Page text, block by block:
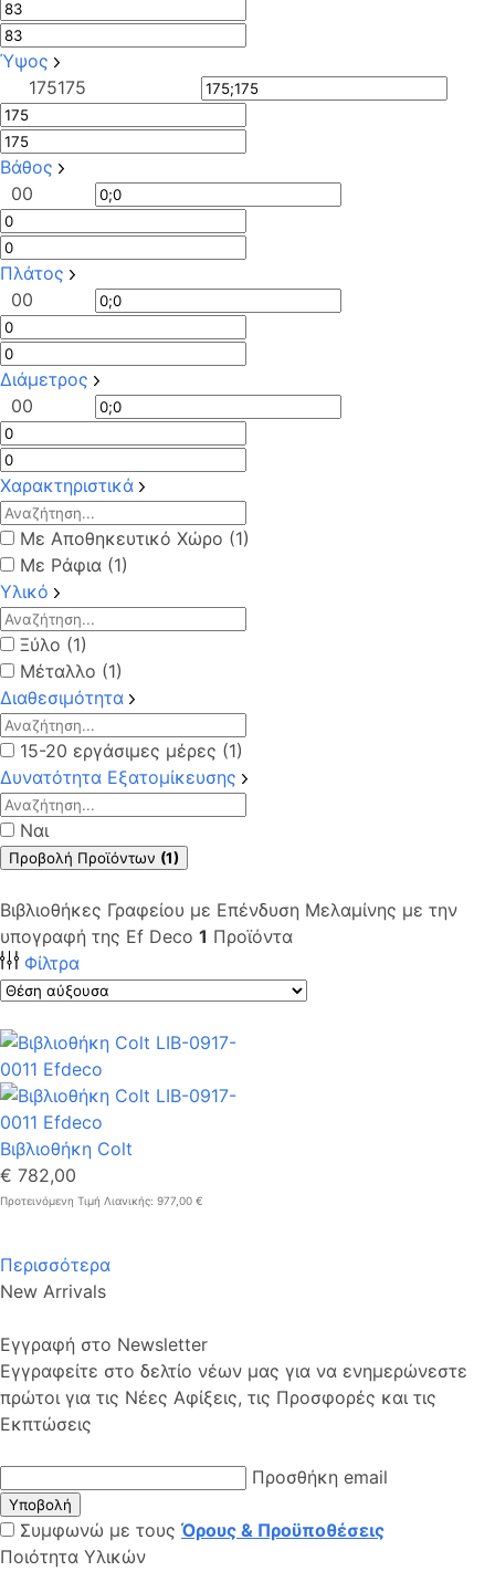
Ύψος
175175
Βάθος
00
Πλάτος
00
Διάμετρος
00
Χαρακτηριστικά
Με Αποθηκευτικό Χώρο (1)
Με Ράφια (1)
Υλικό
Ξύλο (1)
Μέταλλο (1)
Διαθεσιμότητα
15-20 εργάσιμες μέρες (1)
Δυνατότητα Εξατομίκευσης
Ναι
Προβολή Προϊόντων (1)
Βιβλιοθήκες Γραφείου με Επένδυση Μελαμίνης με την
υπογραφή της Ef Deco 1 Προϊόντα
Φίλτρα
Βιβλιοθήκη Colt
€ 782,00
Προτεινόμενη Τιμή Λιανικής: 977,00 €
Περισσότερα
New Arrivals
Εγγραφή στο Newsletter
Εγγραφείτε στο δελτίο νέων μας για να ενημερώνεστε
πρώτοι για τις Νέες Αφίξεις, τις Προσφορές και τις
Εκπτώσεις
Προσθήκη email
Υποβολή
Συμφωνώ με τους Όρους & Προϋποθέσεις
Ποιότητα Υλικών